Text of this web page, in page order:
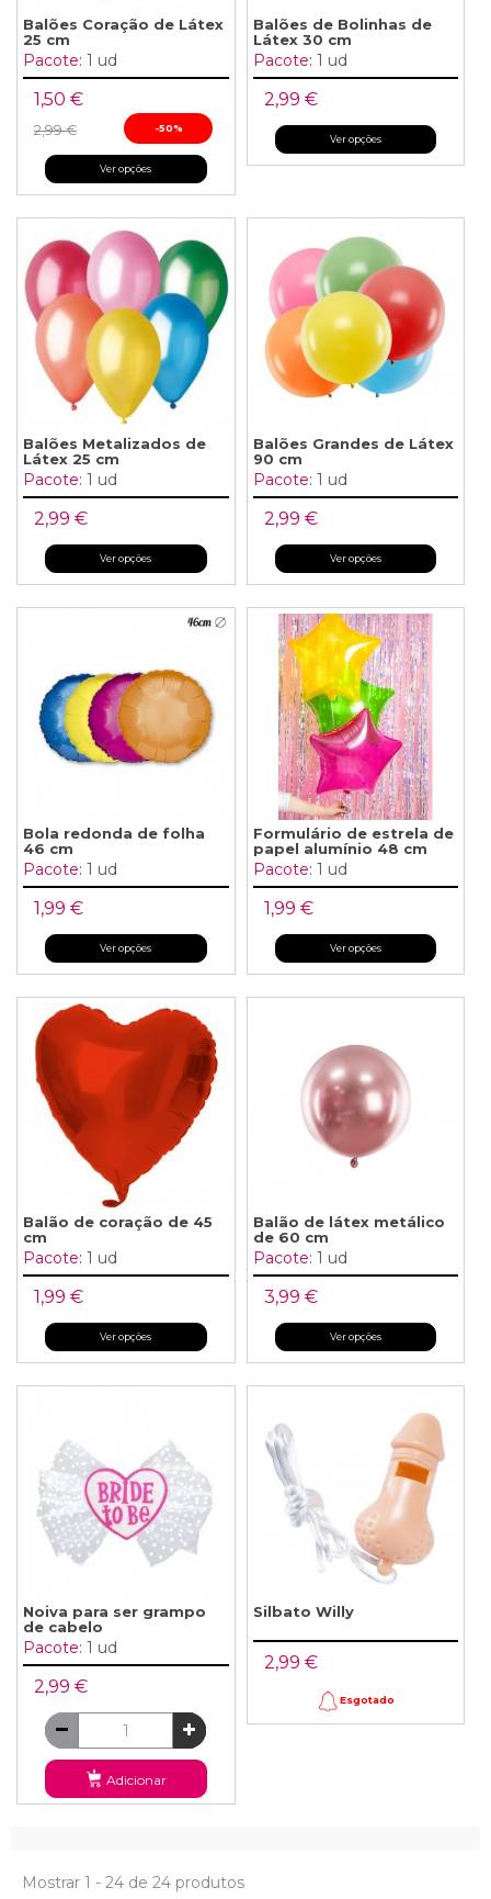
Balões Coração de Látex
25 cm
Pacote: 1 ud
1,50 €
2,99 € -50%
Ver opções
Balões de Bolinhas de
Látex 30 cm
Pacote: 1 ud
2,99 €
Ver opções
Balões Metalizados de
Látex 25 cm
Pacote: 1 ud
2,99 €
Ver opções
Balões Grandes de Látex
90 cm
Pacote: 1 ud
2,99 €
Ver opções
Bola redonda de folha
46 cm
Pacote: 1 ud
1,99 €
Ver opções
Formulário de estrela de
papel alumínio 48 cm
Pacote: 1 ud
1,99 €
Ver opções
Balão de coração de 45
cm
Pacote: 1 ud
1,99 €
Ver opções
Balão de látex metálico
de 60 cm
Pacote: 1 ud
3,99 €
Ver opções
Noiva para ser grampo
de cabelo
Pacote: 1 ud
2,99 €
Adicionar
Silbato Willy
2,99 €
Esgotado
Mostrar 1 - 24 de 24 produtos